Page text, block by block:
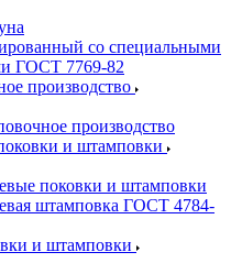
со специальными
ГОСТ 7769-82
производство
производство
и штамповки
поковки и штамповки
штамповка ГОСТ 4784-
и штамповки